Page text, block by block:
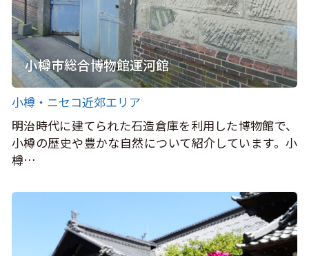
小樽市総合博物館運河館
小樽・ニセコ近郊エリア
明治時代に建てられた石造倉庫を利用した博物館で、
小樽の歴史や豊かな自然について紹介しています。小
樽…